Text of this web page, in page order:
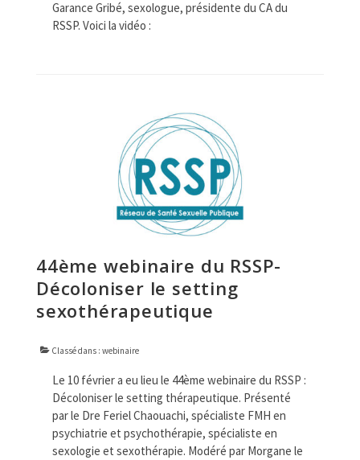
Garance Gribé, sexologue, présidente du CA du
RSSP. Voici la vidéo :
44ème webinaire du RSSP-
Décoloniser le setting
sexothérapeutique
Classé dans : webinaire
Le 10 février a eu lieu le 44ème webinaire du RSSP :
Décoloniser le setting thérapeutique. Présenté
par le Dre Feriel Chaouachi, spécialiste FMH en
psychiatrie et psychothérapie, spécialiste en
sexologie et sexothérapie. Modéré par Morgane le